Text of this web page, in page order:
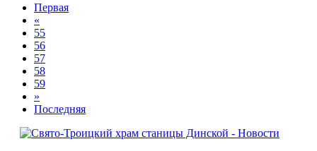
Первая
«
55
56
57
58
59
»
Последняя